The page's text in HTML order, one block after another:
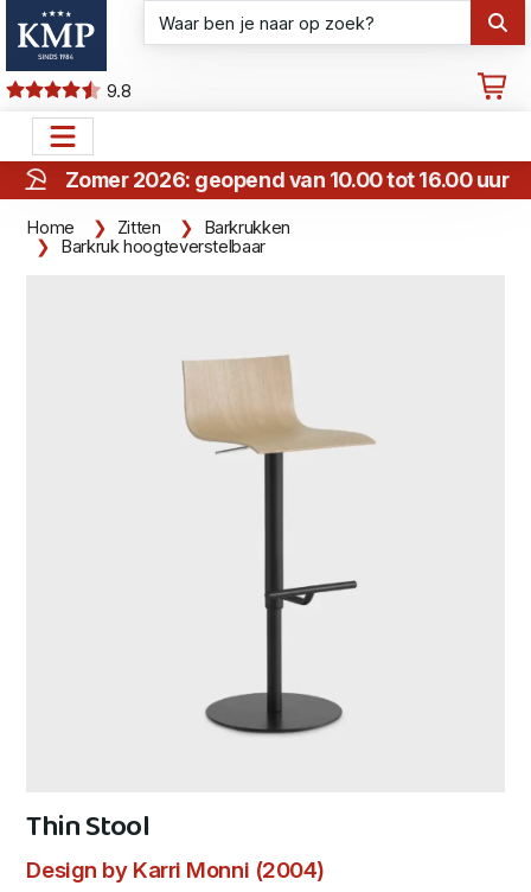
9.8
Zomer 2026: geopend van 10.00 tot 16.00 uur
Home Zitten
Barkrukken
Barkruk hoogteverstelbaar
Thin Stool
Design by Karri Monni (2004)